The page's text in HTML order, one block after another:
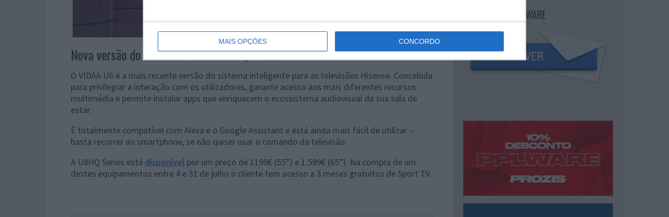
MAIS OPÇÕES CONCORDO
Nova versão do VIDAA dá vida à U8HQ Series
O VIDAA U6 é a mais recente versão do sistema inteligente para as televisões Hisense. Concebida
para privilegiar a interação com os utilizadores, garante acesso aos mais diferentes recursos
multimédia e permite instalar apps que enriquecem o ecossistema audiovisual da sua sala de
estar.
É totalmente compatível com Alexa e o Google Assistant e está ainda mais fácil de utilizar –
basta recorrer ao smartphone, se não quiser usar o comando da televisão.
A U8HQ Series está disponível por um preço de 1199€ (55”) e 1.599€ (65”). Na compra de um
destes equipamentos entre 4 e 31 de julho o cliente tem acesso a 3 meses gratuitos de Sport TV.
NEWSLETTER PPLWARE